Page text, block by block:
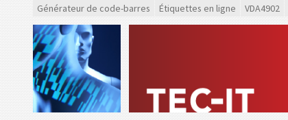
Générateur de code-barres Étiquettes en ligne VDA4902